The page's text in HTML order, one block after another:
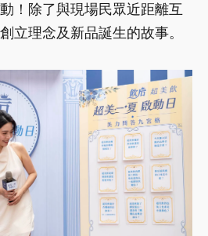
！除了與現場民眾近距離互
立理念及新品誕生的故事。